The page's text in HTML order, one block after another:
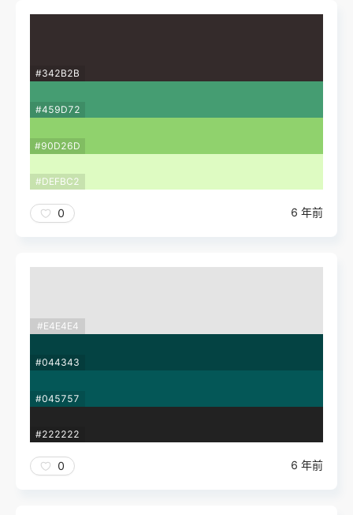
#342B2B
#459D72
#90D26D
#DEFBC2
0 6 年前
#E4E4E4
#044343
#045757
#222222
0 6 年前